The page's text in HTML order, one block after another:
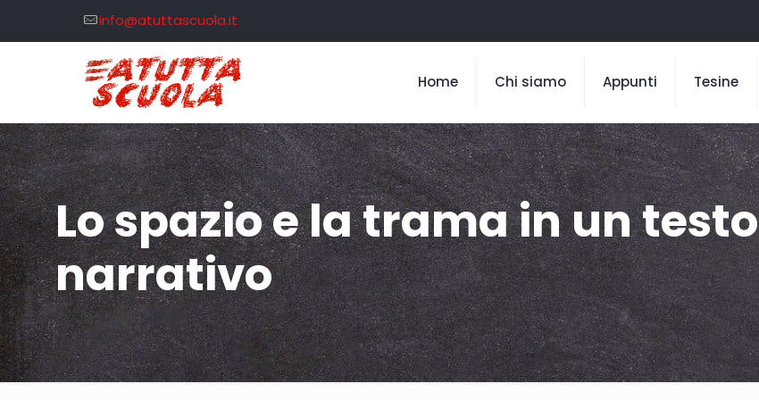
info@atuttascuola.it
Home Chi siamo Appunti Tesine
Lo spazio e la trama in un testo
narrativo